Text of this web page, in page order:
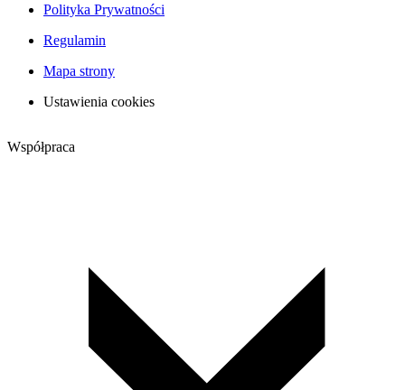
Polityka Prywatności
Regulamin
Mapa strony
Ustawienia cookies
Współpraca